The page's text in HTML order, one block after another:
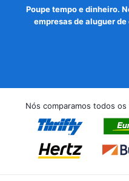
Poupe tempo e dinheiro.
empresas de aluguer
Nós comparamos todos